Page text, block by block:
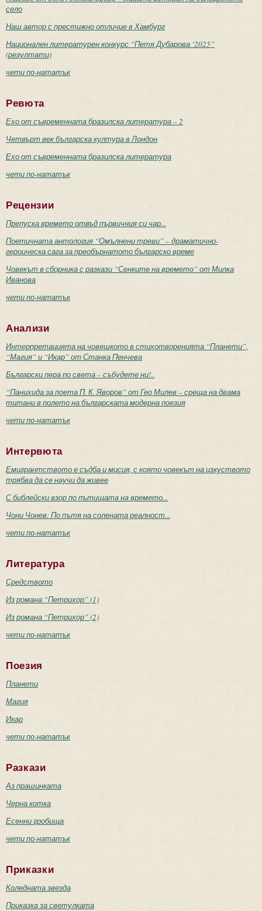
село
Наш автор с престижно отличие в Хамбург
Национален литературен конкурс “Петя Дубарова ‘2025”
(резултати)
чети по-нататък
Ревюта
Ехо от съвременната бразилска литература – 2
Четвърт век българска култура в Лондон
Ехо от съвременната бразилска литература
чети по-нататък
Рецензии
Препуска времето отвъд първичния си чар...
Поетичната антология “Омълнени треви” – драматично-
героическа сага за преобърнатото българско време
Човекът в сборника с разкази “Сенките на времето” от Милка
Иванова
чети по-нататък
Анализи
Интерпретацията на човешкото в стихотворенията “Планети”,
“Магия” и “Икар” от Станка Пенчева
Български пера по света – събудете ни!..
“Панихида за поета П. К. Яворов” от Гео Милев – среща на двама
титани в полето на българската модерна поезия
чети по-нататък
Интервюта
Емигрантството е съдба и мисия, с която човекът на изкуството
трябва да се научи да живее
С библейски взор по пътищата на времето...
Чони Чонев: По пътя на солената реалност...
чети по-нататък
Литература
Средството
Из романа “Петрихор” (1)
Из романа “Петрихор” (2)
чети по-нататък
Поезия
Планети
Магия
Икар
чети по-нататък
Разкази
Аз прашинката
Черна котка
Есенни гробища
чети по-нататък
Приказки
Коледната звезда
Приказка за светулката